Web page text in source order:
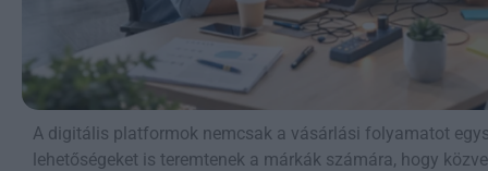
A digitális platformok nemcsak a vásárlási folyamatot
lehetőségeket is teremtenek a márkák számára, hogy